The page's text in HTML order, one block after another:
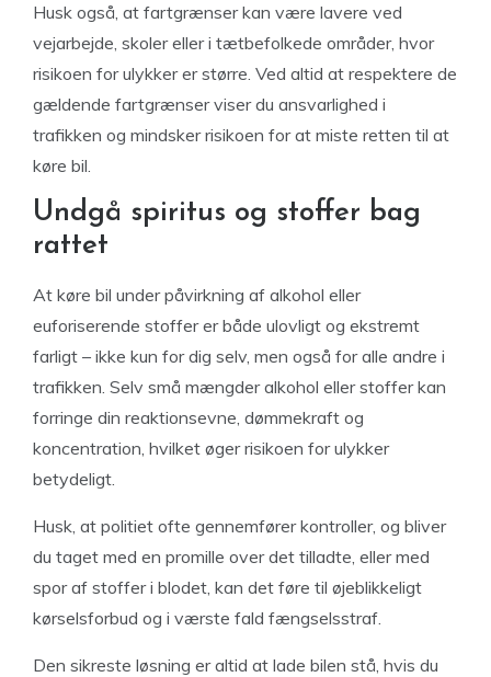
Husk også, at fartgrænser kan være lavere ved
vejarbejde, skoler eller i tætbefolkede områder, hvor
risikoen for ulykker er større. Ved altid at respektere de
gældende fartgrænser viser du ansvarlighed i
trafikken og mindsker risikoen for at miste retten til at
køre bil.
Undgå spiritus og stoffer bag
rattet
At køre bil under påvirkning af alkohol eller
euforiserende stoffer er både ulovligt og ekstremt
farligt – ikke kun for dig selv, men også for alle andre i
trafikken. Selv små mængder alkohol eller stoffer kan
forringe din reaktionsevne, dømmekraft og
koncentration, hvilket øger risikoen for ulykker
betydeligt.
Husk, at politiet ofte gennemfører kontroller, og bliver
du taget med en promille over det tilladte, eller med
spor af stoffer i blodet, kan det føre til øjeblikkeligt
kørselsforbud og i værste fald fængselsstraf.
Den sikreste løsning er altid at lade bilen stå, hvis du